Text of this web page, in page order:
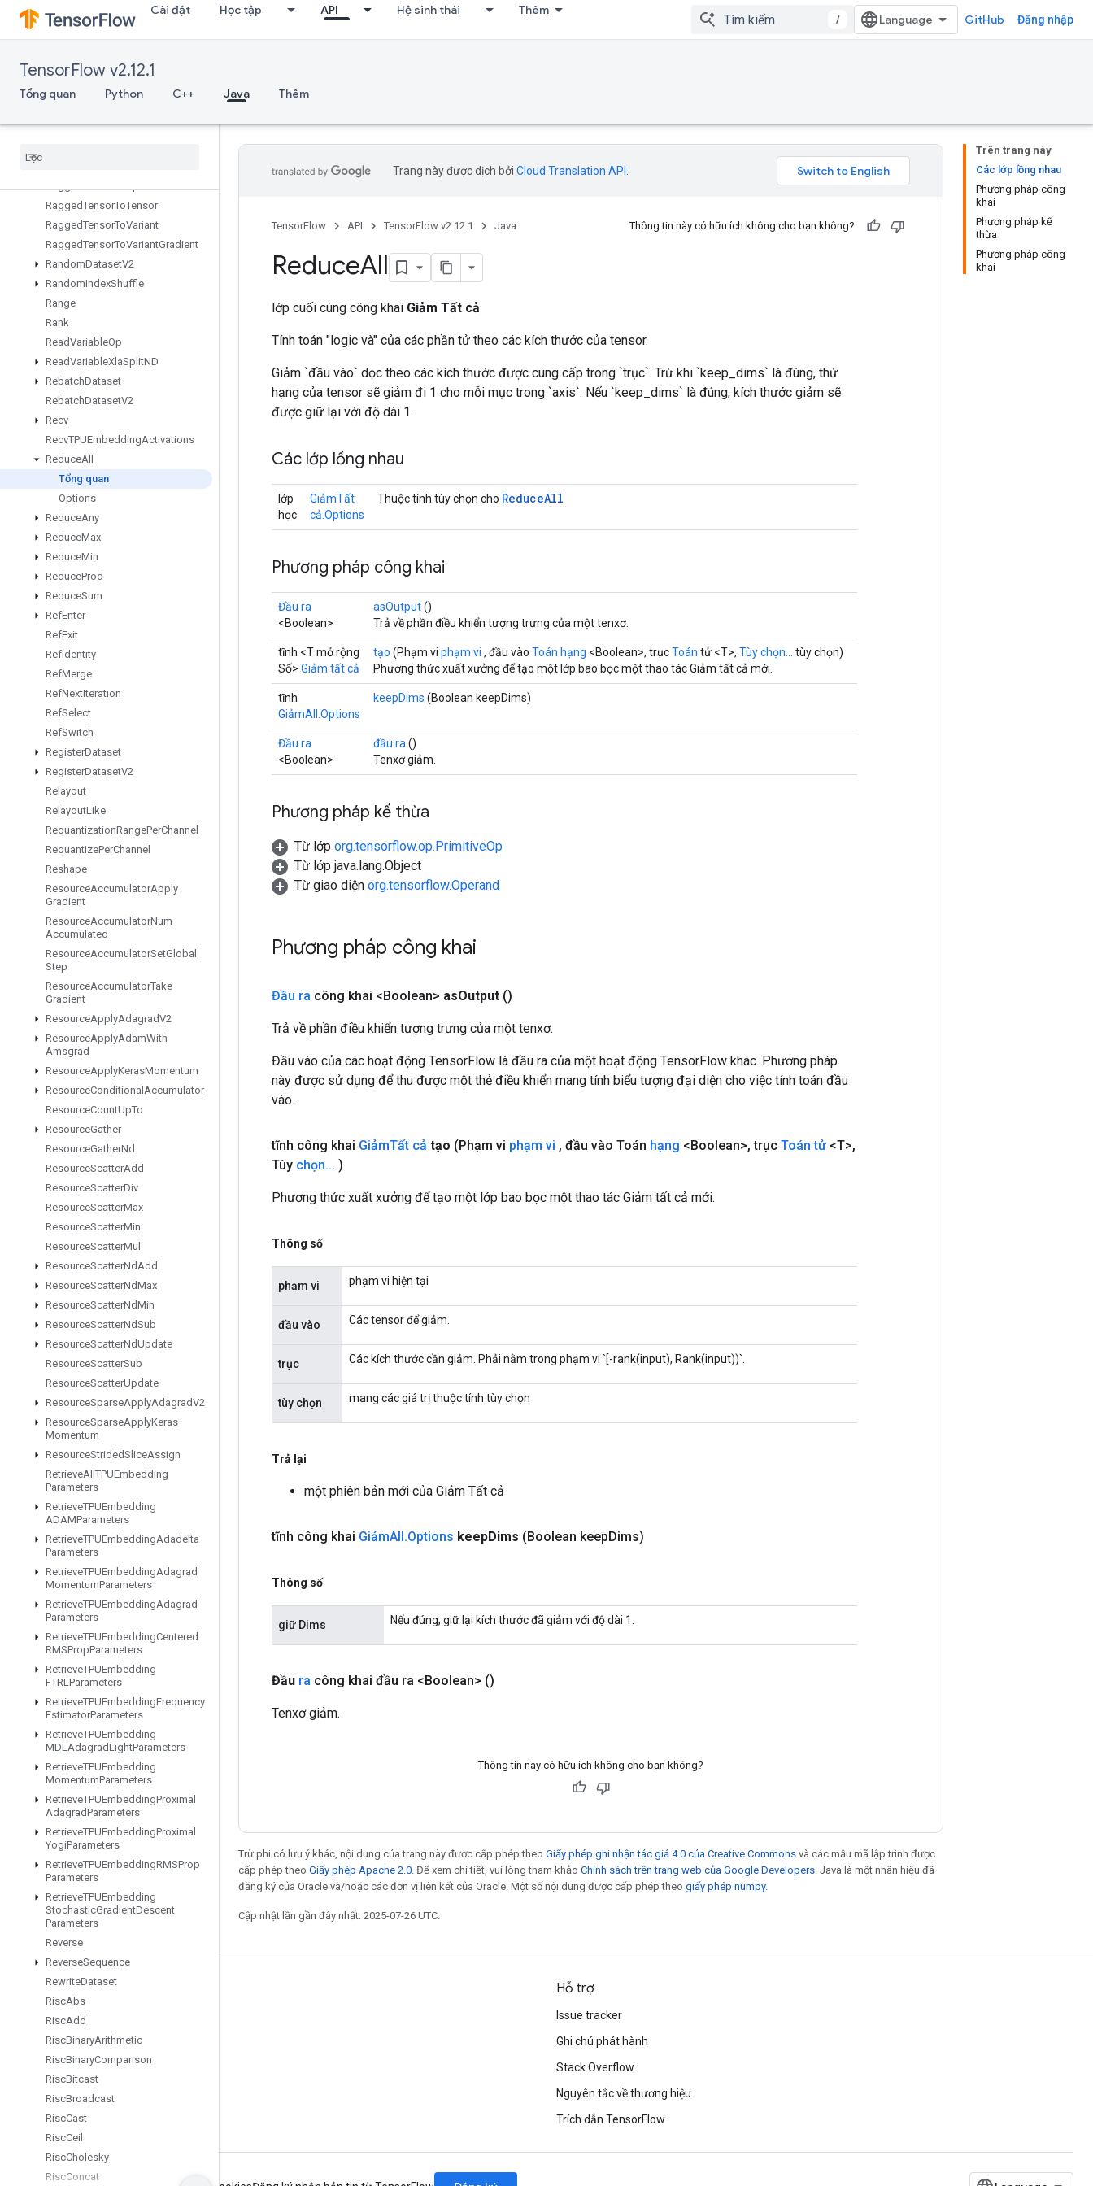
Cài đặt Học tập API Hệ sinh thái Thêm
/ GitHub Đăng nhập
TensorFlow v2.12.1
Tổng quan Python C++ Java Thêm
RFFTND
RaggedBincount
RaggedCross
RaggedFillEmptyRows
RaggedGather
RaggedTensorToTensor
RaggedTensorToVariant
RaggedTensorToVariantGradient
RandomDatasetV2
RandomIndexShuffle
Range
Rank
ReadVariableOp
ReadVariableXlaSplitND
RebatchDataset
RebatchDatasetV2
Recv
RecvTPUEmbeddingActivations
ReduceAll
Tổng quan
Options
ReduceAny
ReduceMax
ReduceMin
ReduceProd
ReduceSum
RefEnter
RefExit
RefIdentity
RefMerge
RefNextIteration
RefSelect
RefSwitch
RegisterDataset
RegisterDatasetV2
Relayout
RelayoutLike
RequantizationRangePerChannel
RequantizePerChannel
Reshape
ResourceAccumulatorApply
Gradient
ResourceAccumulatorNum
Accumulated
ResourceAccumulatorSetGlobal
Step
ResourceAccumulatorTake
Gradient
ResourceApplyAdagradV2
ResourceApplyAdamWith
Amsgrad
ResourceApplyKerasMomentum
ResourceConditional Accumulator
ResourceCountUpTo
ResourceGather
ResourceGatherNd
ResourceScatterAdd
ResourceScatterDiv
ResourceScatterMax
ResourceScatterMin
ResourceScatterMul
ResourceScatterNdAdd
ResourceScatterNdMax
ResourceScatterNdMin
ResourceScatterNdSub
ResourceScatterNdUpdate
ResourceScatterSub
ResourceScatterUpdate
ResourceSparseApplyAdagradV2
ResourceSparseApplyKeras
Momentum
ResourceStridedSliceAssign
RetrieveAll TPUEmbedding
Parameters
RetrieveTPUEmbedding
ADAMParameters
RetrieveTPUEmbeddingAdadelta
Parameters
RetrieveTPUEmbeddingAdagrad
MomentumParameters
RetrieveTPUEmbeddingAdagrad
Parameters
RetrieveTPUEmbeddingCentered
RMSPropParameters
RetrieveTPUEmbedding
FTRLParameters
RetrieveTPUEmbeddingFrequency
EstimatorParameters
RetrieveTPUEmbedding
MDLAdagradLightParameters
RetrieveTPUEmbedding
MomentumParameters
RetrieveTPUEmbeddingProximal
AdagradParameters
RetrieveTPUEmbeddingProximal
YogiParameters
RetrieveTPUEmbeddingRMSProp
Parameters
RetrieveTPUEmbedding
StochasticGradientDescent
Parameters
Reverse
ReverseSequence
RewriteDataset
RiscAbs
RiscAdd
RiscBinaryArithmetic
RiscBinaryComparison
RiscBitcast
RiscBroadcast
RiscCast
RiscCeil
RiscCholesky
RiscConcat
Trên trang này
Các lớp lồng nhau
Phương pháp công
khai
Phương pháp kế
thừa
Phương pháp công
khai
Trang này được dịch bởi Cloud Translation API
TensorFlow API TensorFlow v2.12.1 Java Thông tin này có hữu ích không cho bạn không?
ReduceAll
lớp cuối cùng công khai Giảm Tất cả
Tính toán "logic và" của các phần tử theo các kích thước của tensor.
Giảm `đầu vào` dọc theo các kích thước được cung cấp trong `trục`. Trừ khi `keep_dims` là đúng, thứ
hạng của tensor sẽ giảm đi 1 cho mỗi mục trong `axis`. Nếu `keep_dims` là đúng, kích thước giảm sẽ
được giữ lại với độ dài 1.
Các lớp lồng nhau
lớp
học
GiảmTất
cả.Options
Thuộc tính tùy chọn cho ReduceAll
Phương pháp công khai
Đầu ra
<Boolean>
asOutput()
Trả về phần điều khiển tượng trưng của một tenxơ.
tĩnh <T mở rộng
Số> Giảm tất cả
tạo (Phạm vi phạm vi , đầu vào Toán hạng <Boolean>, trụcToán tử <T>, Tùy chọn...
tùy chọn)
Phương thức xuất xưởng để tạo một lớp bao bọc một thao tác Giảm tất cả mới.
tĩnh
GiảmAll.Options
keepDims (Boolean keepDims)
Đầu ra
<Boolean>
đầu ra ()
Tenxơ giảm.
Phương pháp kế thừa
Từ lớp org.tensorflow.op.PrimitiveOp
Từ lớp java.lang.Object
Từ giao diện org.tensorflow.Operand
Phương pháp công khai
Đầu ra công khai <Boolean> asOutput ()
Trả về phần điều khiển tượng trưng của một tenxơ.
Đầu vào của các hoạt động TensorFlow là đầu ra của một hoạt động TensorFlow khác. Phương pháp
này được sử dụng để thu được một thẻ điều khiển mang tính biểu tượng đại diện cho việc tính toán đầu
vào.
tĩnh công khai GiảmTất cả tạo (Phạm vi phạm vi , đầu vào Toán hạng <Boolean>, trục Toán tử<T>,
Tùy chọn... )
Phương thức xuất xưởng để tạo một lớp bao bọc một thao tác Giảm tất cả mới.
Thông số
phạm vi phạm vi hiện tại
đầu vào Các tensor để giảm.
trục Các kích thước cần giảm. Phải nằm trong phạm vi `[-rank(input), Rank(input))`.
tùy chọn mang các giá trị thuộc tính tùy chọn
Trả lại
một phiên bản mới của Giảm Tất cả
tĩnh công khai GiảmAll.Options keepDims (Boolean keepDims)
Thông số
giữ Dims Nếu đúng, giữ lại kích thước đã giảm với độ dài 1.
Đầu ra công khai đầu ra <Boolean> ()
Tenxơ giảm.
Thông tin này có hữu ích không cho bạn không?
Trừ phi có lưu ý khác, nội dung của trang này được cấp phép theo Giấy phép ghi nhận tác giả 4.0 của Creative Commons và các mẫu mã lập trình được
cấp phép theo Giấy phép Apache 2.0 . Để xem chi tiết, vui lòng tham khảo Chính sách trên trang web của Google Developers . Java là một nhãn hiệu đã
đăng ký của Oracle và/hoặc các đơn vị liên kết của Oracle. Một số nội dung được cấp phép theo giấy phép numpy.
Cập nhật lần gần đây nhất: 2025-07-26 UTC.
Giữ liên lạc
Diễn đàn
GitHub
Twitter
YouTube
Hỗ trợ
Issue tracker
Ghi chú phát hành
Stack Overflow
Nguyên tắc về thương hiệu
Trích dẫn TensorFlow